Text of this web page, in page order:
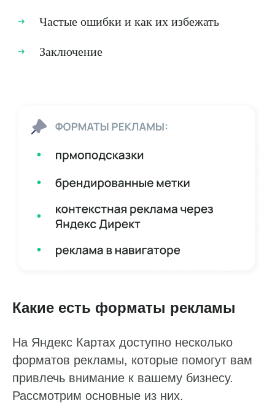
Частые ошибки и как их избежать
Заключение
Какие есть форматы рекламы
На Яндекс Картах доступно несколько
форматов рекламы, которые помогут вам
привлечь внимание к вашему бизнесу.
Рассмотрим основные из них.